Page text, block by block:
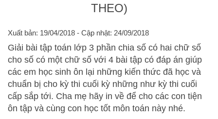
THEO)
Xuất bản: 19/04/2018 - Cập nhật: 24/09/2018
Giải bài tập toán lớp 3 phần chia số có hai chữ số
cho số có một chữ số với 4 bài tập có đáp án giúp
các em học sinh ôn lại những kiến thức đã học và
chuẩn bị cho kỳ thi cuối kỳ những như kỳ thi cuối
cấp sắp tới. Cha mẹ hãy in về để cho các con tiện
ôn tập và cùng con học tốt môn toán này nhé.